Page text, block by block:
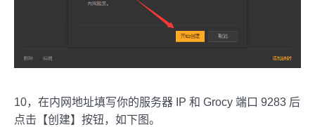
10，在内网地址填写你的服务器 IP 和 Grocy 端口 9283 后
点击【创建】按钮，如下图。